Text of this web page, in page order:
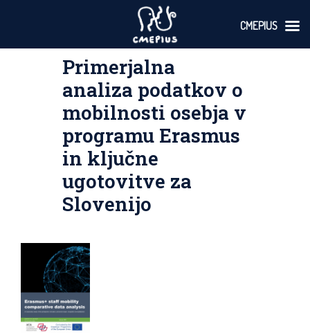
Primerjalna
analiza podatkov o
mobilnosti osebja v
programu Erasmus
in ključne
ugotovitve za
Slovenijo
CMEPIUS